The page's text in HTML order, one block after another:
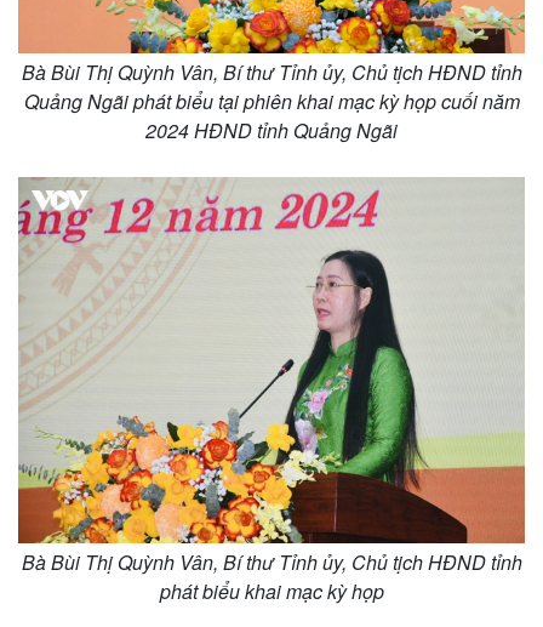
Kinh tế
Bất động sản
Khởi nghiệp
Thị trường
Giá vàng
Tiêu dùng
Tỷ giá
Chứng khoán
Giá cà phê
Bà Bùi Thị Quỳnh Vân, Bí thư Tỉnh ủy, Chủ tịch HĐND tỉnh
Quảng Ngãi phát biểu tại phiên khai mạc kỳ họp cuối năm
2024 HĐND tỉnh Quảng Ngãi
Bà Bùi Thị Quỳnh Vân, Bí thư Tỉnh ủy, Chủ tịch HĐND tỉnh
phát biểu khai mạc kỳ họp